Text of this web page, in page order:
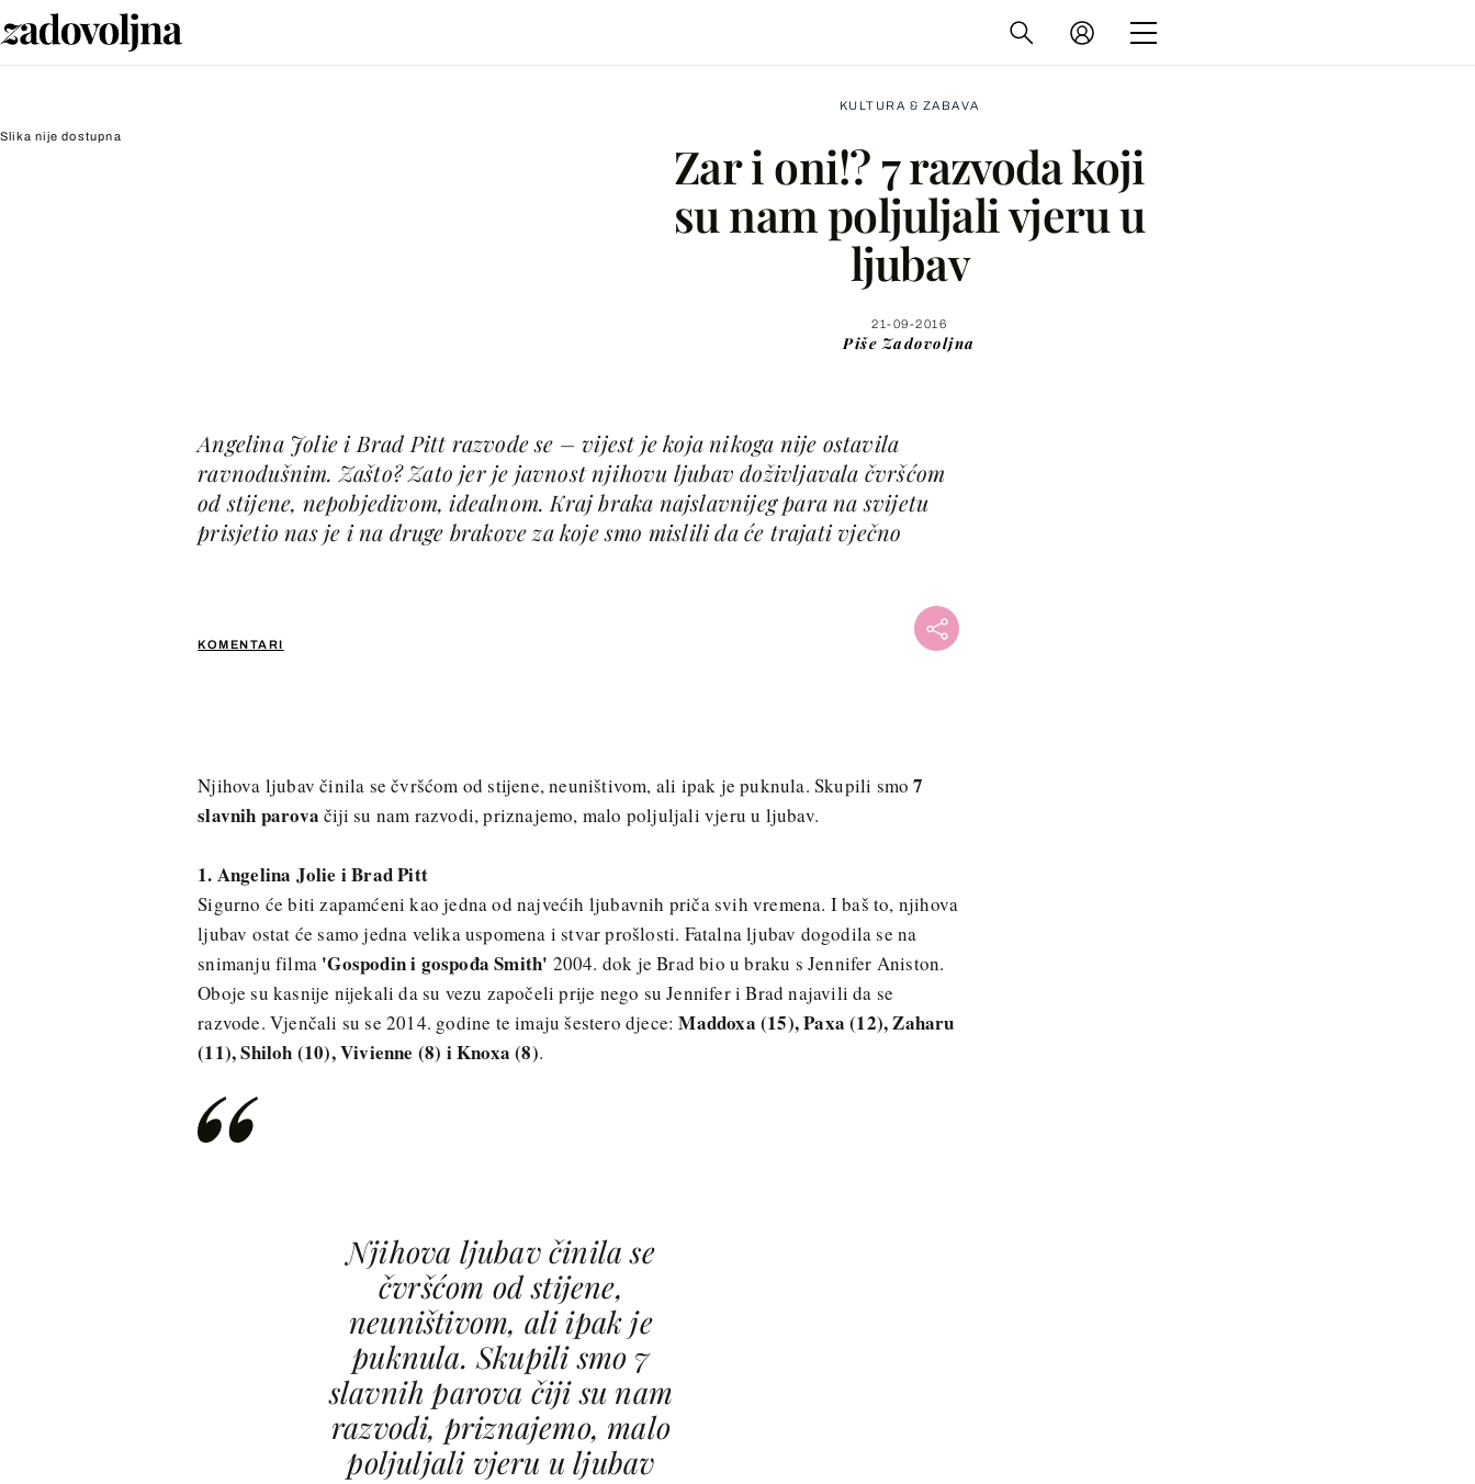
Slika nije dostupna
KULTURA & ZABAVA
Zar i oni!? 7 razvoda koji
su nam poljuljali vjeru u
ljubav
21-09-2016
Piše Zadovoljna
KOMENTARI
Angelina Jolie i Brad Pitt razvode se – vijest je koja nikoga nije ostavila
ravnodušnim. Zašto? Zato jer je javnost njihovu ljubav doživljavala čvršćom
od stijene, nepobjedivom, idealnom. Kraj braka najslavnijeg para na svijetu
prisjetio nas je i na druge brakove za koje smo mislili da će trajati vječno
Viber
Njihova ljubav činila se čvršćom od stijene, neuništivom, ali ipak je puknula. Skupili smo 7
slavnih parova čiji su nam razvodi, priznajemo, malo poljuljali vjeru u ljubav.
1. Angelina Jolie i Brad Pitt
Sigurno će biti zapamćeni kao jedna od najvećih ljubavnih priča svih vremena. I baš to, njihova
ljubav ostat će samo jedna velika uspomena i stvar prošlosti. Fatalna ljubav dogodila se na
snimanju filma 'Gospodin i gospođa Smith' 2004. dok je Brad bio u braku s Jennifer Aniston.
Oboje su kasnije nijekali da su vezu započeli prije nego su Jennifer i Brad najavili da se
razvode. Vjenčali su se 2014. godine te imaju šestero djece:Maddoxa (15), Paxa (12), Zaharu
(11), Shiloh (10), Vivienne (8) i Knoxa (8).
Njihova ljubav činila se
čvršćom od stijene,
neuništivom, ali ipak je
puknula. Skupili smo 7
slavnih parova čiji su nam
razvodi, priznajemo, malo
poljuljali vjeru u ljubav